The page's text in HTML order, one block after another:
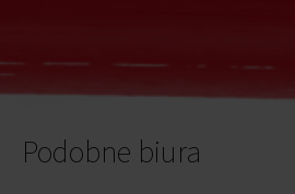
Podobne biura